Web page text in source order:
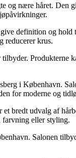
og nære håret.
definition og
reducerer krus.
i København.
for moderne og
bredt udvalg af
farvning eller styling.
Salonen